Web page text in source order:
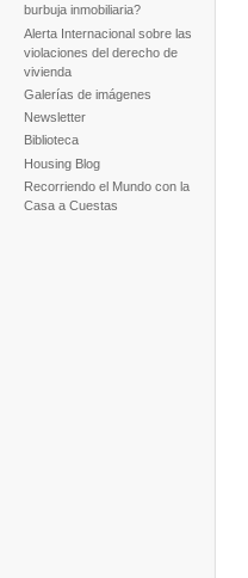
burbuja inmobiliaria?
Alerta Internacional sobre las
violaciones del derecho de
vivienda
Galerías de imágenes
Newsletter
Biblioteca
Housing Blog
Recorriendo el Mundo con la
Casa a Cuestas